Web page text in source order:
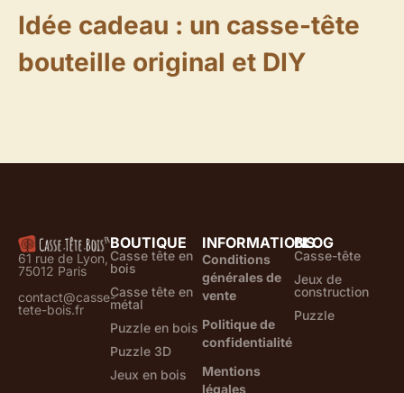
Idée cadeau : un casse-tête
bouteille original et DIY
61 rue de Lyon,
75012 Paris
contact@casse-
tete-bois.fr
BOUTIQUE
Casse tête en
bois
Casse tête en
métal
Puzzle en bois
Puzzle 3D
Jeux en bois
INFORMATIONS
Conditions
générales de
vente
Politique de
confidentialité
Mentions
légales
BLOG
Casse-tête
Jeux de
construction
Puzzle